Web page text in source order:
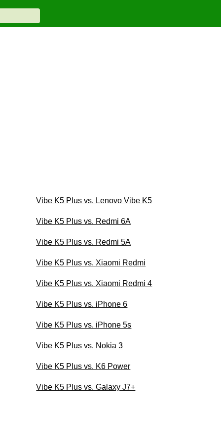
Vibe K5 Plus vs. Lenovo Vibe K5
Vibe K5 Plus vs. Redmi 6A
Vibe K5 Plus vs. Redmi 5A
Vibe K5 Plus vs. Xiaomi Redmi
Vibe K5 Plus vs. Xiaomi Redmi 4
Vibe K5 Plus vs. iPhone 6
Vibe K5 Plus vs. iPhone 5s
Vibe K5 Plus vs. Nokia 3
Vibe K5 Plus vs. K6 Power
Vibe K5 Plus vs. Galaxy J7+